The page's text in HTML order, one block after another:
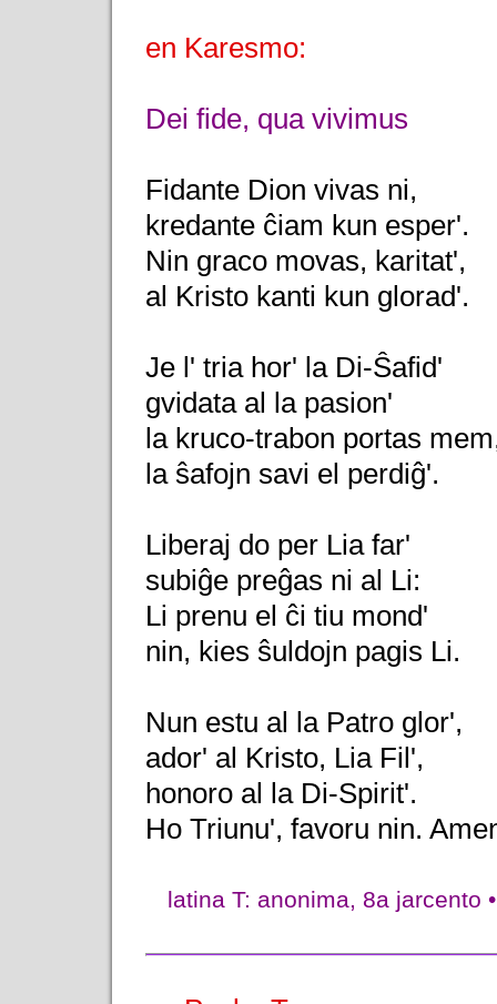
en Karesmo:
Dei fide, qua vivimus
Fidante Dion vivas ni,
kredante ĉiam kun esper'.
Nin graco movas, karitat',
al Kristo kanti kun glorad'.
Je l' tria hor' la Di-Ŝafid'
gvidata al la pasion'
la kruco-trabon portas
la ŝafojn savi el perdiĝ'.
Liberaj do per Lia far'
subiĝe preĝas ni al Li:
Li prenu el ĉi tiu mond'
nin, kies ŝuldojn pagis Li.
Nun estu al la Patro glor',
ador' al Kristo, Lia Fil',
honoro al la Di-Spirit'.
Ho Triunu', favoru nin.
latina T: anonima, 8a jarcento